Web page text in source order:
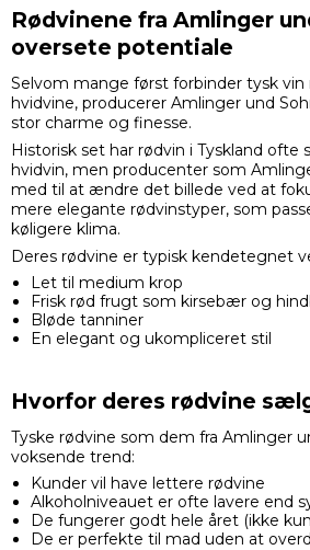
Rødvinene fra Amlinger
oversete potentiale
Selvom mange først forbinder tysk vin
hvidvine, producerer Amlinger und
stor charme og finesse.
Historisk set har rødvin i Tyskland ofte
hvidvin, men producenter som
med til at ændre det billede ved at
mere elegante rødvinstyper, som
køligere klima.
Deres rødvine er typisk kendetegnet
Let til medium krop
Frisk rød frugt som kirsebær og
Bløde tanniner
En elegant og ukompliceret stil
Hvorfor deres rødvine
Tyske rødvine som dem fra Amlinger
voksende trend:
Kunder vil have lettere rødvine
Alkoholniveauet er ofte lavere end
De fungerer godt hele året (ikke
De er perfekte til mad uden at